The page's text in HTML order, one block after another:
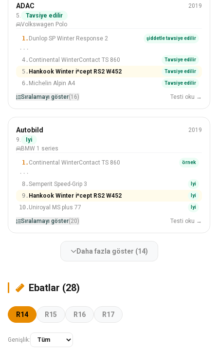
185/65 R15
#5 Içinden 16 Lastikler
ADAC
2019
5.
Tavsiye edilir
Volkswagen Polo
1. Dunlop SP Winter Response 2 şiddetle tavsiye edilir
···
4. Continental WinterContact TS 860 Tavsiye edilir
5. Hankook Winter i*cept RS2 W452 Tavsiye edilir
6. Michelin Alpin A4 Tavsiye edilir
Sıralamayı göster(16) Testi oku →
225/45 R17
#9 Içinden 20 Lastikler
Autobild
2019
9.
Iyi
BMW 1 series
1. Continental WinterContact TS 860 örnek
···
8.Semperit Speed-Grip 3 Iyi
9. Hankook Winter i*cept RS2 W452 Iyi
10.Uniroyal MS plus 77 Iyi
Sıralamayı göster(20) Testi oku →
Daha fazla göster (14)
Ebatlar (28)
R14 R15 R16 R17
Genişlik: